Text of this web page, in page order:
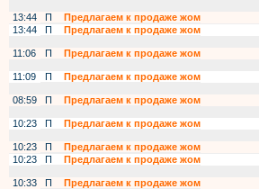
13:44
П Предлагаем к продаже жом
13:44
П Предлагаем к продаже жом
11:06
П Предлагаем к продаже жом
11:09
П Предлагаем к продаже жом
08:59
П Предлагаем к продаже жом
10:23
П Предлагаем к продаже жом
10:23
П Предлагаем к продаже жом
10:23
П Предлагаем к продаже жом
10:33
П Предлагаем к продаже жом